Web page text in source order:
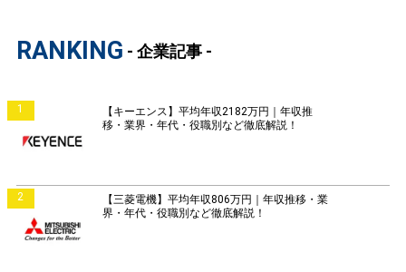
RANKING - 企業記事 -
1
【キーエンス】平均年収2182万円｜年収推
移・業界・年代・役職別など徹底解説！
2
【三菱電機】平均年収806万円｜年収推移・業
界・年代・役職別など徹底解説！